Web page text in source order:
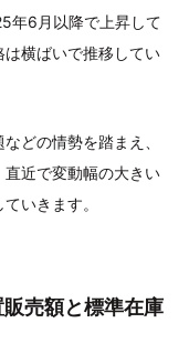
年6月以降で上昇して
横ばいで推移してい
どの情勢を踏まえ、
近で変動幅の大きい
いきます。
売額と標準在庫